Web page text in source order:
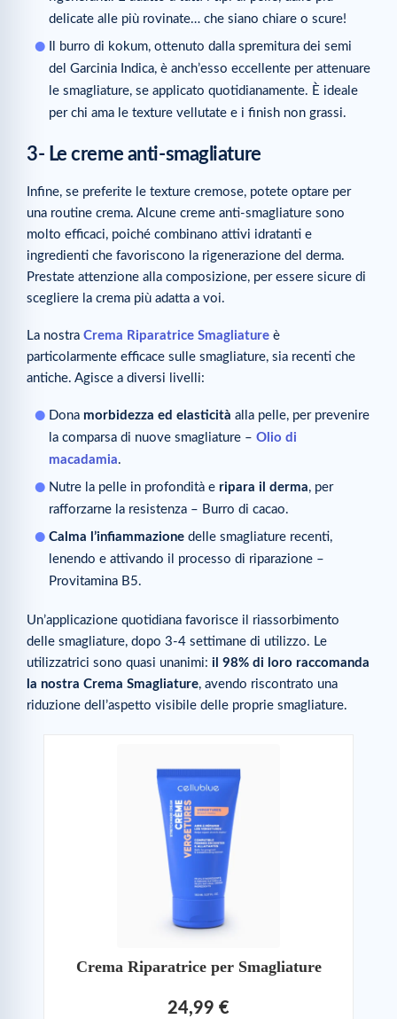
delicate alle più rovinate… che siano chiare o scure!
Il burro di kokum, ottenuto dalla spremitura dei semi
del Garcinia Indica, è anch’esso eccellente per attenuare
le smagliature, se applicato quotidianamente. È ideale
per chi ama le texture vellutate e i finish non grassi.
3- Le creme anti-smagliature
Infine, se preferite le texture cremose, potete optare per
una routine crema. Alcune creme anti-smagliature sono
molto efficaci, poiché combinano attivi idratanti e
ingredienti che favoriscono la rigenerazione del derma.
Prestate attenzione alla composizione, per essere sicure di
scegliere la crema più adatta a voi.
La nostra Crema Riparatrice Smagliature è
particolarmente efficace sulle smagliature, sia recenti che
antiche. Agisce a diversi livelli:
Dona morbidezza ed elasticità alla pelle, per prevenire
la comparsa di nuove smagliature – Olio di
macadamia.
Nutre la pelle in profondità e ripara il derma, per
rafforzarne la resistenza – Burro di cacao.
Calma l’infiammazione delle smagliature recenti,
lenendo e attivando il processo di riparazione –
Provitamina B5.
Un’applicazione quotidiana favorisce il riassorbimento
delle smagliature, dopo 3-4 settimane di utilizzo. Le
utilizzatrici sono quasi unanimi: il 98% di loro raccomanda
la nostra Crema Smagliature, avendo riscontrato una
riduzione dell’aspetto visibile delle proprie smagliature.
Crema Riparatrice per Smagliature
24,99 €